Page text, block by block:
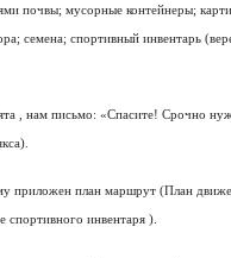
почвы; мусорные контейнеры;
семена; спортивный инвентарь
, нам письмо: «Спасите! Срочно
приложен план маршрут (План
спортивного инвентаря ).